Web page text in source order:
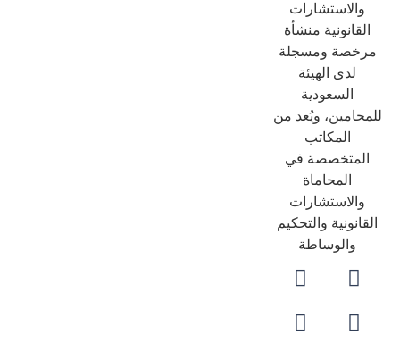
والاستشارات
منشأة
ومسجلة
لدى الهيئة
السعودية
ويُعد من
المكاتب
المتخصصة في
المحاماة
والاستشارات
والتحكيم
والوساطة